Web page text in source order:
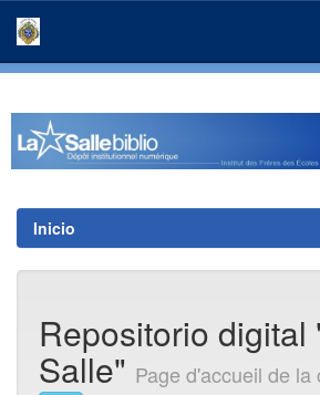
Inicio
Repositorio digital
Salle" Page d'accueil de la